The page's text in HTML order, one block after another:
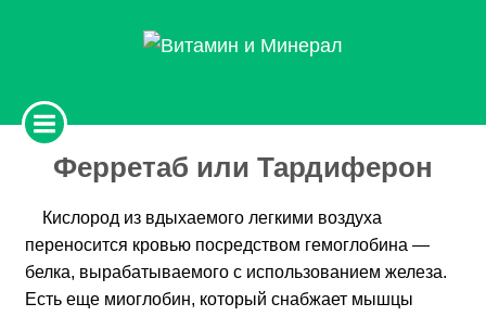
Ферретаб или Тардиферон
Кислород из вдыхаемого легкими воздуха
переносится кровью посредством гемоглобина —
белка, вырабатываемого с использованием железа.
Есть еще миоглобин, который снабжает мышцы